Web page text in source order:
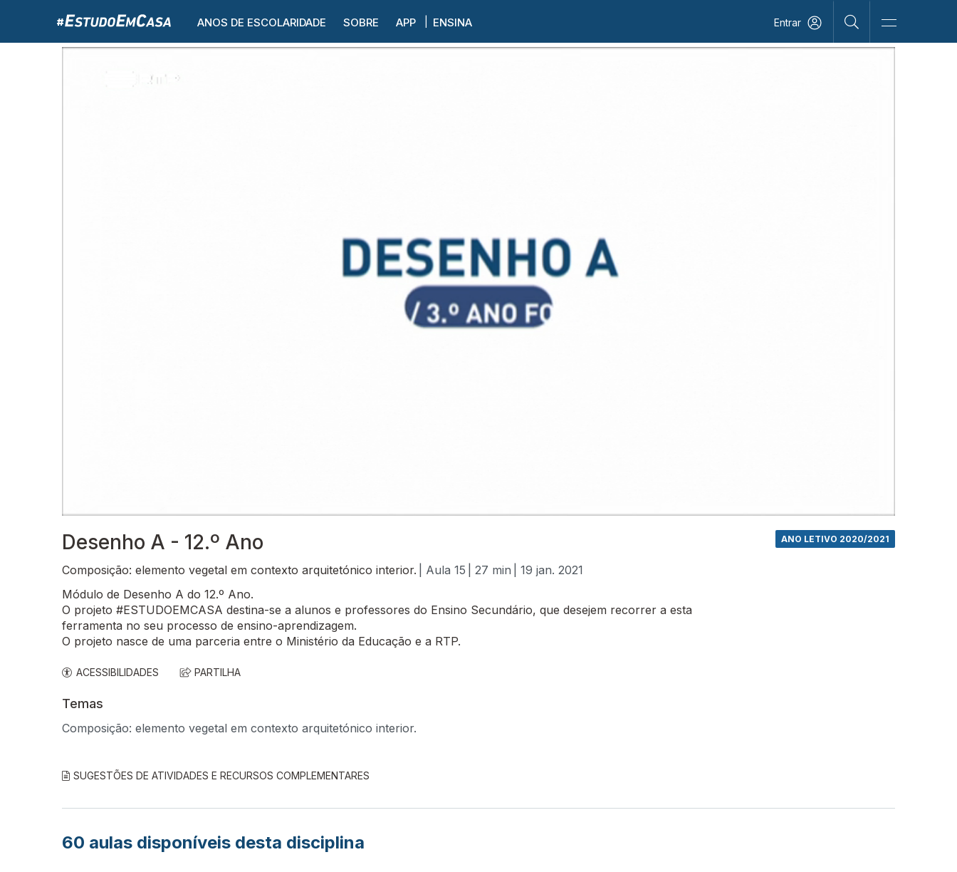
ANOS DE ESCOLARIDADE SOBRE APP ENSINA Entrar
Desenho A - 12.º Ano
Composição: elemento vegetal em contexto arquitetónico interior. | Aula 15 | 27 min | 19 jan. 2021
ANO LETIVO 2020/2021
Módulo de Desenho A do 12.º Ano.
O projeto #ESTUDOEMCASA destina-se a alunos e professores do Ensino Secundário, que desejem recorrer a esta
ferramenta no seu processo de ensino-aprendizagem.
O projeto nasce de uma parceria entre o Ministério da Educação e a RTP.
ACESSIBILIDADES PARTILHA
Temas
Composição: elemento vegetal em contexto arquitetónico interior.
SUGESTÕES DE ATIVIDADES E RECURSOS COMPLEMENTARES
60 aulas disponíveis desta disciplina